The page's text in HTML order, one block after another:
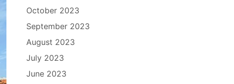
October 2023
September 2023
August 2023
July 2023
June 2023